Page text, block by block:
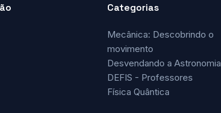
Categorias
Mecânica: Descobrindo o
movimento
Desvendando a Astronomia
DEFIS - Professores
Física Quântica